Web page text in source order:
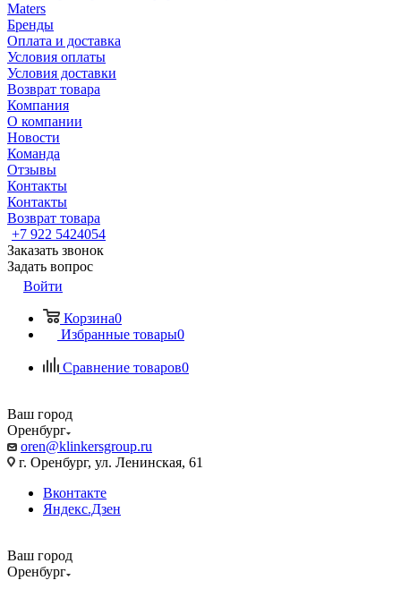
Maters
Бренды
Оплата и доставка
Условия оплаты
Условия доставки
Возврат товара
Компания
О компании
Новости
Команда
Отзывы
Контакты
Контакты
Возврат товара
+7 922 5424054
Заказать звонок
Задать вопрос
Войти
Корзина0
Избранные товары0
Сравнение товаров0
Ваш город
Оренбург
oren@klinkersgroup.ru
г. Оренбург, ул. Ленинская, 61
Вконтакте
Яндекс.Дзен
Ваш город
Оренбург